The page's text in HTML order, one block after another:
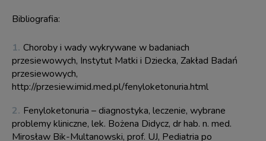
Bibliografia:
Choroby i wady wykrywane w badaniach
przesiewowych, Instytut Matki i Dziecka, Zakład Badań
przesiewowych,
http://przesiew.imid.med.pl/fenyloketonuria.html
Fenyloketonuria – diagnostyka, leczenie, wybrane
problemy kliniczne, lek. Bożena Didycz, dr hab. n. med.
Mirosław Bik-Multanowski, prof. UJ, Pediatria po